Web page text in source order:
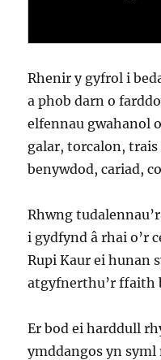
Rhenir y gyfrol i
a phob darn o
elfennau gwahanol
galar, torcalon,
benywdod, cariad,
Rhwng
i gydfynd â rhai o’r
Rupi Kaur ei hunan
atgyfnerthu’r ffaith
Er bod ei harddull
ymddangos yn syml